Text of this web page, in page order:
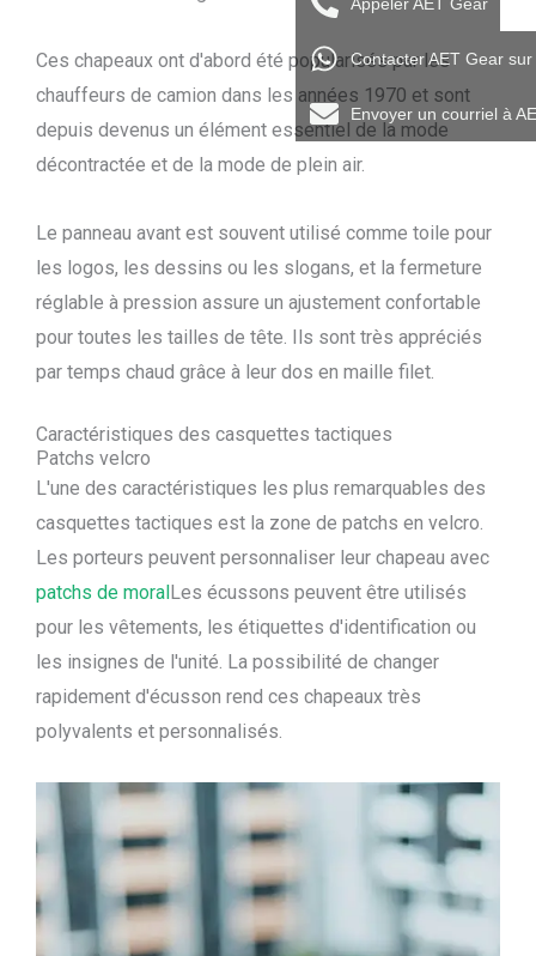
Ces chapeaux ont d'abord été popularisés par les
chauffeurs de camion dans les années 1970 et sont
depuis devenus un élément essentiel de la mode
décontractée et de la mode de plein air.
Le panneau avant est souvent utilisé comme toile pour
les logos, les dessins ou les slogans, et la fermeture
réglable à pression assure un ajustement confortable
pour toutes les tailles de tête. Ils sont très appréciés
par temps chaud grâce à leur dos en maille filet.
Caractéristiques des casquettes tactiques
Patchs velcro
L'une des caractéristiques les plus remarquables des
casquettes tactiques est la zone de patchs en velcro.
Les porteurs peuvent personnaliser leur chapeau avec
patchs de moralLes écussons peuvent être utilisés
pour les vêtements, les étiquettes d'identification ou
les insignes de l'unité. La possibilité de changer
rapidement d'écusson rend ces chapeaux très
polyvalents et personnalisés.
Contacter AET Gear
Envoyer un courriel à